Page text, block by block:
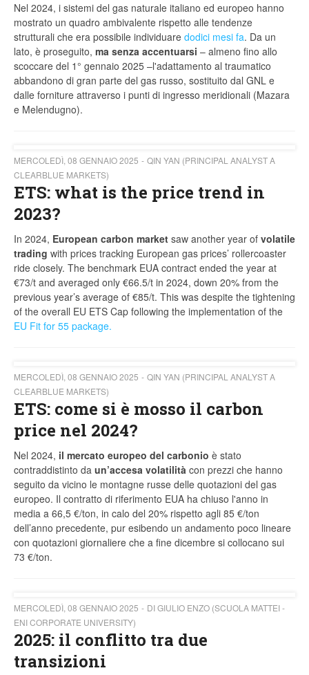
Nel 2024, i sistemi del gas naturale italiano ed europeo hanno
mostrato un quadro ambivalente rispetto alle tendenze
strutturali che era possibile individuare dodici mesi fa. Da un
lato, è proseguito, ma senza accentuarsi – almeno fino allo
scoccare del 1° gennaio 2025 –l'adattamento al traumatico
abbandono di gran parte del gas russo, sostituito dal GNL e
dalle forniture attraverso i punti di ingresso meridionali (Mazara
e Melendugno).
MERCOLEDÌ, 08 GENNAIO 2025
QIN YAN (PRINCIPAL ANALYST A
CLEARBLUE MARKETS)
ETS: what is the price trend in
2023?
In 2024, European carbon market saw another year of volatile
trading with prices tracking European gas prices’ rollercoaster
ride closely. The benchmark EUA contract ended the year at
€73/t and averaged only €66.5/t in 2024, down 20% from the
previous year’s average of €85/t. This was despite the tightening
of the overall EU ETS Cap following the implementation of the
EU Fit for 55 package.
MERCOLEDÌ, 08 GENNAIO 2025
QIN YAN (PRINCIPAL ANALYST A
CLEARBLUE MARKETS)
ETS: come si è mosso il carbon
price nel 2024?
Nel 2024, il mercato europeo del carbonio è stato
contraddistinto da un’accesa volatilità con prezzi che hanno
seguito da vicino le montagne russe delle quotazioni del gas
europeo. Il contratto di riferimento EUA ha chiuso l'anno in
media a 66,5 €/ton, in calo del 20% rispetto agli 85 €/ton
dell’anno precedente, pur esibendo un andamento poco lineare
con quotazioni giornaliere che a fine dicembre si collocano sui
73 €/ton.
MERCOLEDÌ, 08 GENNAIO 2025
DI GIULIO ENZO (SCUOLA MATTEI -
ENI CORPORATE UNIVERSITY)
2025: il conflitto tra due
transizioni